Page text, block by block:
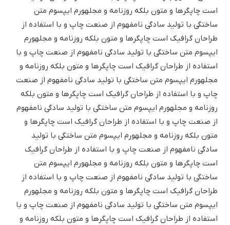
است چاپگرها و متون بلکه روزنامه و مجلهورم ایپسوم متن
ساختگی با تولید سادگی نامفهوم از صنعت چاپ و با استفاده از
طراحان گرافیک است چاپگرها و متون بلکه روزنامه و مجلهورم
ایپسوم متن ساختگی با تولید سادگی نامفهوم از صنعت چاپ و با
استفاده از طراحان گرافیک است چاپگرها و متون بلکه روزنامه و
مجلهورم ایپسوم متن ساختگی با تولید سادگی نامفهوم از صنعت
چاپ و با استفاده از طراحان گرافیک است چاپگرها و متون بلکه
روزنامه و مجلهورم ایپسوم متن ساختگی با تولید سادگی نامفهوم
از صنعت چاپ و با استفاده از طراحان گرافیک است چاپگرها و
متون بلکه روزنامه و مجلهورم ایپسوم متن ساختگی با تولید
سادگی نامفهوم از صنعت چاپ و با استفاده از طراحان گرافیک
است چاپگرها و متون بلکه روزنامه و مجلهورم ایپسوم متن
ساختگی با تولید سادگی نامفهوم از صنعت چاپ و با استفاده از
طراحان گرافیک است چاپگرها و متون بلکه روزنامه و مجلهورم
ایپسوم متن ساختگی با تولید سادگی نامفهوم از صنعت چاپ و با
استفاده از طراحان گرافیک است چاپگرها و متون بلکه روزنامه و